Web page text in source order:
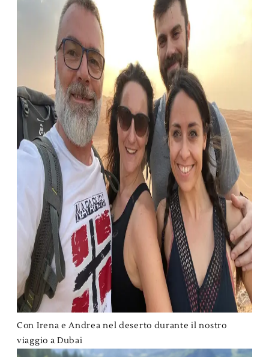
Con Irena e Andrea nel deserto durante il nostro
viaggio a Dubai